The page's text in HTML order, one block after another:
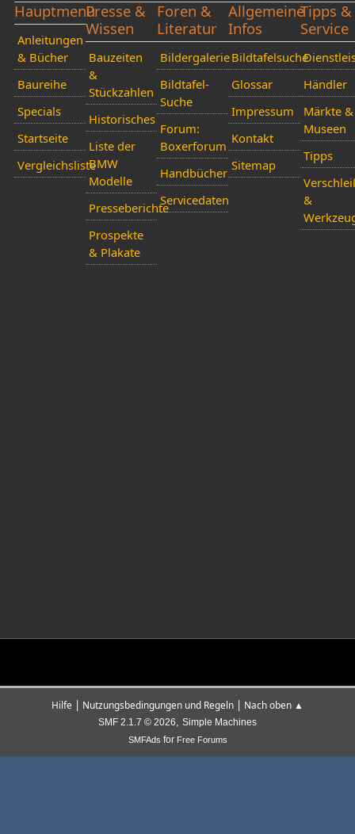
Hauptmenü
Anleitungen
& Bücher
Baureihe
Specials
Startseite
Vergleichsliste
Presse &
Wissen
Bauzeiten
&
Stückzahlen
Historisches
Liste der
BMW
Modelle
Presseberichte
Prospekte
& Plakate
Foren &
Literatur
Bildergalerie
Bildtafel-
Suche
Forum:
Boxerforum
Handbücher
Servicedaten
Allgemeine
Infos
Bildtafelsuche
Glossar
Impressum
Kontakt
Sitemap
Tipps &
Service
Händler
Märkte &
Museen
Tipps
&
Hilfe | Nutzungsbedingungen und Regeln | Nach oben ▲
SMF 2.1.7 © 2026, Simple Machines
SMFAds for Free Forums